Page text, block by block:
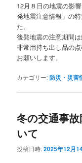
12月８日の地震の影
発地震注意情報」の
た。
後発地震の注意期間
非常用持ち出し品の
お願いします。
カテゴリー:防災・災害
冬の交通事
いて
投稿日時:2025年12月